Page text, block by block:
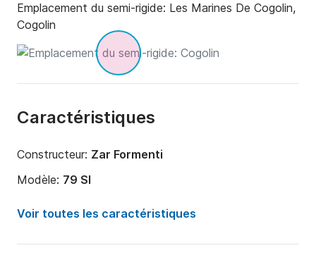
Emplacement du semi-rigide: Les Marines De Cogolin,
Cogolin
Caractéristiques
Constructeur: Zar Formenti
Modèle: 79 Sl
Puissance moteur:
300cv
Voir toutes les caractéristiques